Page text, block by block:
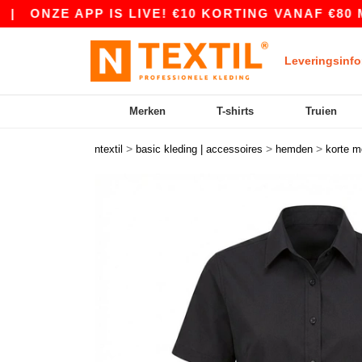
APP IS LIVE! €10 KORTING VANAF €80 MET
Merken T-shirts Truien
ntextil > basic kleding | accessoires > hemden > korte